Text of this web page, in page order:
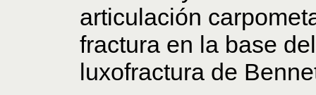
articulación
fractura en la base
luxofractura de